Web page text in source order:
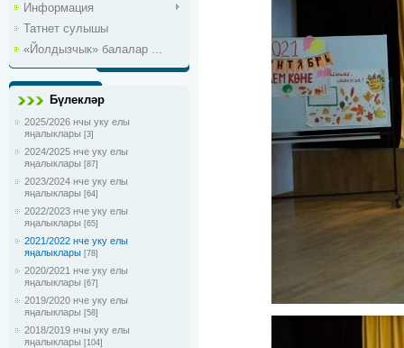
Информация
Татнет сулышы
«Йолдызчык» балалар ...
Бүлекләр
2025/2026 нчы уку елы
яңалыклары [3]
2024/2025 нче уку елы
яңалыклары [87]
2023/2024 нче уку елы
яңалыклары [64]
2022/2023 нче уку елы
яңалыклары [65]
2021/2022 нче уку елы
яңалыклары [78]
2020/2021 нче уку елы
яңалыклары [67]
2019/2020 нче уку елы
яңалыклары [58]
2018/2019 нчы уку елы
яңалыклары [104]